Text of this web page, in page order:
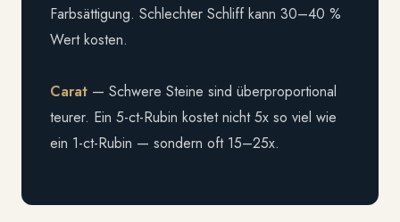
Farbsättigung. Schlechter Schliff kann 30–40 %
Wert kosten.
Carat — Schwere Steine sind überproportional
teurer. Ein 5-ct-Rubin kostet nicht 5x so viel wie
ein 1-ct-Rubin — sondern oft 15–25x.